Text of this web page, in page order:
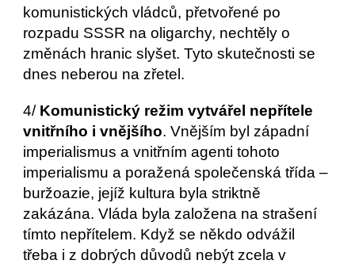
komunistických vládců, přetvořené po
rozpadu SSSR na oligarchy, nechtěly o
změnách hranic slyšet. Tyto skutečnosti se
dnes neberou na zřetel.
4/ Komunistický režim vytvářel nepřítele
vnitřního i vnějšího. Vnějším byl západní
imperialismus a vnitřním agenti tohoto
imperialismu a poražená společenská třída –
buržoazie, jejíž kultura byla striktně
zakázána. Vláda byla založena na strašení
tímto nepřítelem. Když se někdo odvážil
třeba i z dobrých důvodů nebýt zcela v